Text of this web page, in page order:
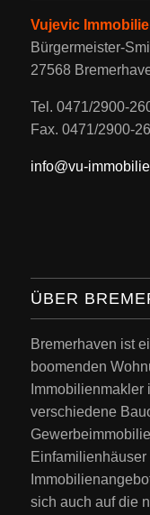
Vujevic
Bürgermeister-
27568
Tel. 0471/2900-
Fax. 0471/2900-
info@vu-
ÜBER
Bremerhaven ist
boomenden
verschiedene
sich auch auf die